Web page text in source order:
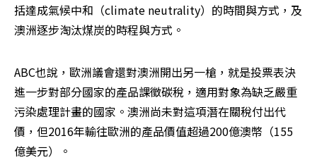
括達成氣候中和（climate neutrality）的時間與方式，及
澳洲逐步淘汰煤炭的時程與方式。
ABC也說，歐洲議會還對澳洲開出另一槍，就是投票表決
進一步對部分國家的產品課徵碳稅，適用對象為缺乏嚴重
污染處理計畫的國家。澳洲尚未對這項潛在關稅付出代
價，但2016年輸往歐洲的產品價值超過200億澳幣（155
億美元）。